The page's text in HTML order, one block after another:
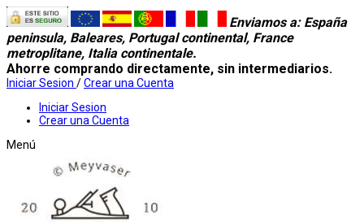
Enviamos a: España
peninsula, Baleares, Portugal continental, France
metroplitane, Italia continentale.
Ahorre comprando directamente, sin intermediarios.
Iniciar Sesion /Crear una Cuenta
Iniciar Sesion
Crear una Cuenta
Menú